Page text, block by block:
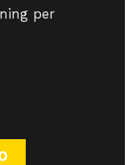
per